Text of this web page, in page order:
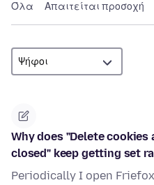
Όλα Απαιτείται προσοχή
Why does "Delete
closed" keep getting set
Periodically I open